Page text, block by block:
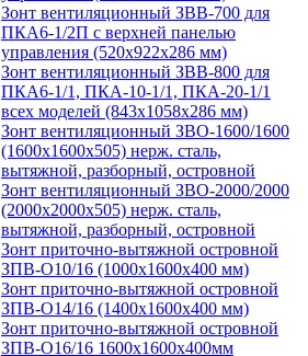
Зонт вентиляционный ЗВВ-700 для
ПКА6-1/2П с верхней панелью
управления (520х922х286 мм)
Зонт вентиляционный ЗВВ-800 для
ПКА6-1/1, ПКА-10-1/1, ПКА-20-1/1
всех моделей (843х1058х286 мм)
Зонт вентиляционный ЗВО-1600/1600
(1600х1600х505) нерж. сталь,
вытяжной, разборный, островной
Зонт вентиляционный ЗВО-2000/2000
(2000х2000х505) нерж. сталь,
вытяжной, разборный, островной
Зонт приточно-вытяжной островной
ЗПВ-О10/16 (1000х1600х400 мм)
Зонт приточно-вытяжной островной
ЗПВ-О14/16 (1400х1600х400 мм)
Зонт приточно-вытяжной островной
ЗПВ-О16/16 1600х1600х400мм